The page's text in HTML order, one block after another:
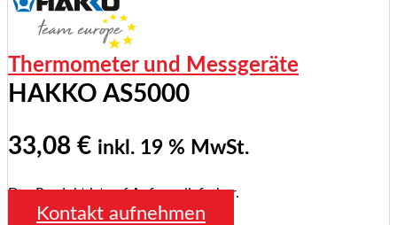
Thermometer und Messgeräte
HAKKO AS5000
33,08 € inkl. 19 % MwSt.
Das Produkt ist auf Anfrage lieferbar.
Kontakt aufnehmen